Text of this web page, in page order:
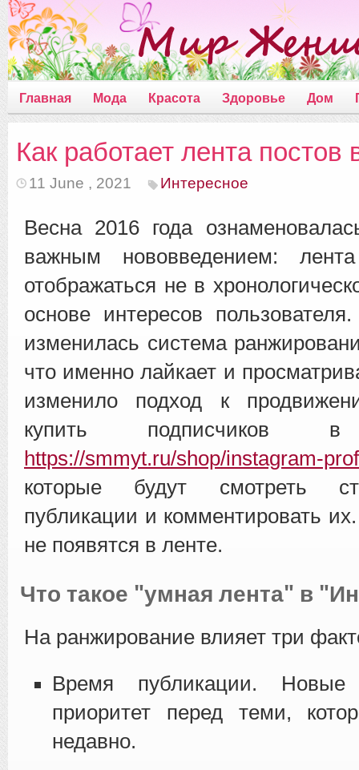
Главная Мода Красота Здоровье Дом
Как работает лента постов
11 June , 2021 Интересное
Весна 2016 года
важным нововведением:
отображаться не в
основе интересов
изменилась система
что именно лайкает и
изменило подход к
купить подписчиков в
https://smmyt.ru/shop/instagram-
которые будут смотреть
публикации и комментировать
не появятся в ленте.
Что такое "умная лента" в
На ранжирование влияет три
Время публикации.
приоритет перед теми,
недавно.